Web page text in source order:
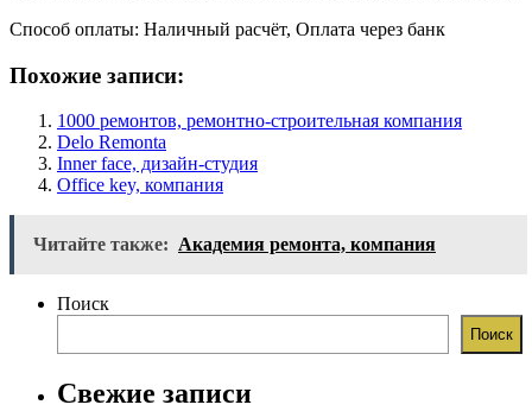
Способ оплаты: Наличный расчёт, Оплата через банк
Похожие записи:
1000 ремонтов, ремонтно-строительная компания
Delo Remonta
Inner face, дизайн-студия
Office key, компания
Читайте также: Академия ремонта, компания
Поиск
Поиск
Свежие записи